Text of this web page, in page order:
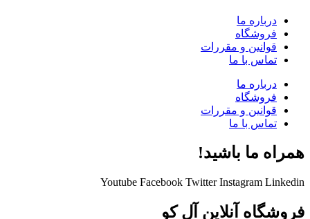
درباره ما
فروشگاه
قوانین و مقررات
تماس با ما
درباره ما
فروشگاه
قوانین و مقررات
تماس با ما
همراه ما باشید!
Youtube Facebook Twitter Instagram Linkedin
فروشگاه آنلاین آل کو